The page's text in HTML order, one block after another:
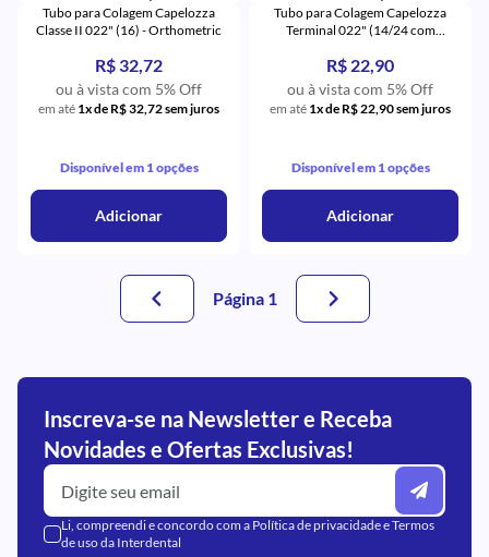
Tubo para Colagem Capelozza
Classe II 022" (16) - Orthometric
R$ 32,72
ou à vista com 5% Off
em até 1x de R$ 32,72 sem juros
Disponível em 1 opções
Adicionar
Tubo para Colagem Capelozza
Terminal 022" (14/24 com
R$ 22,90
ou à vista com 5% Off
em até 1x de R$ 22,90 sem juros
Disponível em 1 opções
Adicionar
Página 1
Inscreva-se na Newsletter e Receba
Novidades e Ofertas Exclusivas!
Li, compreendi e concordo com a Política de privacidadeeTermos
de usoda Interdental